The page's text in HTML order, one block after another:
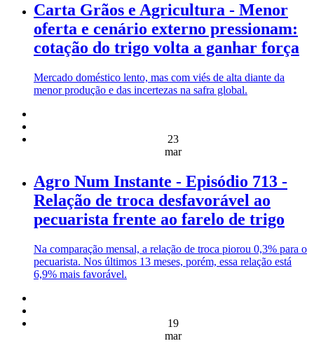
Carta Grãos e Agricultura - Menor
oferta e cenário externo pressionam:
cotação do trigo volta a ganhar força
Mercado doméstico lento, mas com viés de alta diante da
menor produção e das incertezas na safra global.
23
mar
Agro Num Instante - Episódio 713 -
Relação de troca desfavorável ao
pecuarista frente ao farelo de trigo
Na comparação mensal, a relação de troca piorou 0,3% para o
pecuarista. Nos últimos 13 meses, porém, essa relação está
6,9% mais favorável.
19
mar